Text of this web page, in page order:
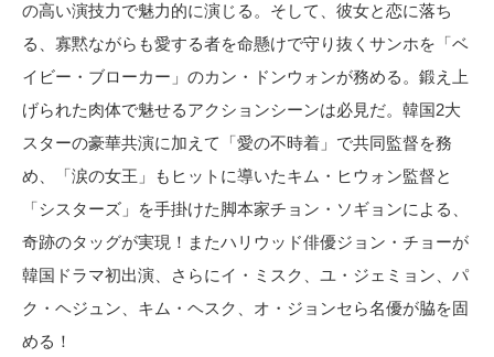
の高い演技力で魅力的に演じる。そして、彼女と恋に落ち
る、寡黙ながらも愛する者を命懸けで守り抜くサンホを「ベ
イビー・ブローカー」のカン・ドンウォンが務める。鍛え上
げられた肉体で魅せるアクションシーンは必見だ。韓国2大
スターの豪華共演に加えて「愛の不時着」で共同監督を務
め、「涙の女王」もヒットに導いたキム・ヒウォン監督と
「シスターズ」を手掛けた脚本家チョン・ソギョンによる、
奇跡のタッグが実現！またハリウッド俳優ジョン・チョーが
韓国ドラマ初出演、さらにイ・ミスク、ユ・ジェミョン、パ
ク・ヘジュン、キム・ヘスク、オ・ジョンセら名優が脇を固
める！